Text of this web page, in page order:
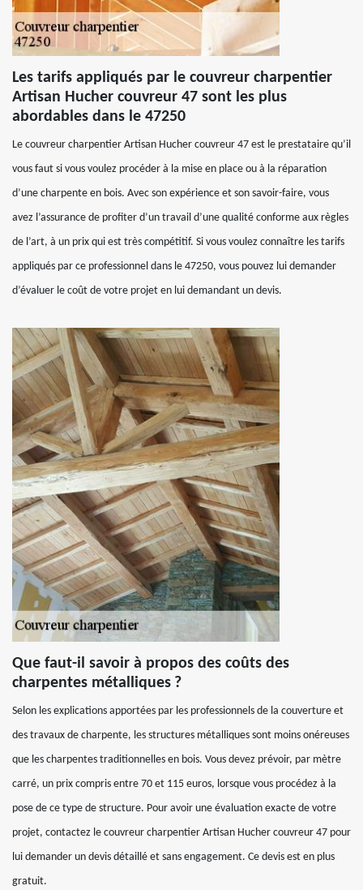
Les tarifs appliqués par le couvreur charpentier
Artisan Hucher couvreur 47 sont les plus
abordables dans le 47250
Le couvreur charpentier Artisan Hucher couvreur 47 est le prestataire qu’il
vous faut si vous voulez procéder à la mise en place ou à la réparation
d’une charpente en bois. Avec son expérience et son savoir-faire, vous
avez l’assurance de profiter d’un travail d’une qualité conforme aux règles
de l’art, à un prix qui est très compétitif. Si vous voulez connaître les tarifs
appliqués par ce professionnel dans le 47250, vous pouvez lui demander
d’évaluer le coût de votre projet en lui demandant un devis.
Que faut-il savoir à propos des coûts des
charpentes métalliques ?
Selon les explications apportées par les professionnels de la couverture et
des travaux de charpente, les structures métalliques sont moins onéreuses
que les charpentes traditionnelles en bois. Vous devez prévoir, par mètre
carré, un prix compris entre 70 et 115 euros, lorsque vous procédez à la
pose de ce type de structure. Pour avoir une évaluation exacte de votre
projet, contactez le couvreur charpentier Artisan Hucher couvreur 47 pour
lui demander un devis détaillé et sans engagement. Ce devis est en plus
gratuit.